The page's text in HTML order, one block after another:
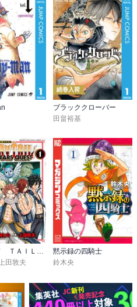
続巻入荷
ブラッククローバー
田畠裕基
上田敦夫
黙示録の四騎士
鈴木央